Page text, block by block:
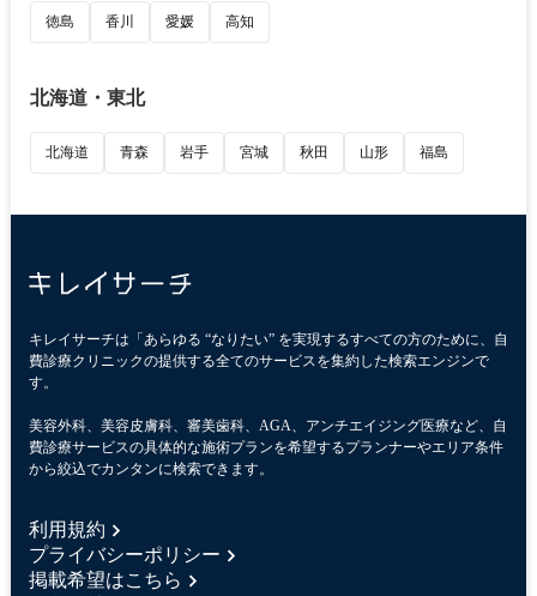
徳島 香川 愛媛 高知
北海道・東北
北海道 青森 岩手 宮城 秋田 山形 福島
キレイサーチは「あらゆる “なりたい” を実現するすべての方のために、自
費診療クリニックの提供する全てのサービスを集約した検索エンジンで
す。
美容外科、美容皮膚科、審美歯科、AGA、アンチエイジング医療など、自
費診療サービスの具体的な施術プランを希望するプランナーやエリア条件
から絞込でカンタンに検索できます。
利用規約
プライバシーポリシー
掲載希望はこちら